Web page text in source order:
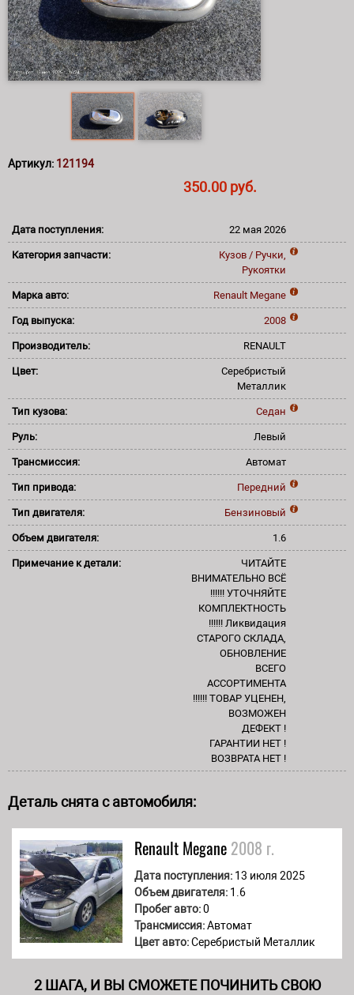
Артикул: 121194
350.00 руб.
Дата поступления: 22 мая 2026
Категория запчасти:
Кузов / Ручки,
Рукоятки
Марка авто: Renault Megane
Год выпуска: 2008
Производитель: RENAULT
Цвет:
Серебристый
Металлик
Тип кузова: Седан
Руль: Левый
Трансмиссия: Автомат
Тип привода: Передний
Тип двигателя: Бензиновый
Объем двигателя: 1.6
Примечание к детали:
ЧИТАЙТЕ
ВНИМАТЕЛЬНО ВСЁ
!!!!!! УТОЧНЯЙТЕ
КОМПЛЕКТНОСТЬ
!!!!!! Ликвидация
СТАРОГО СКЛАДА,
ОБНОВЛЕНИЕ
ВСЕГО
АССОРТИМЕНТА
!!!!!! ТОВАР УЦЕНЕН,
ВОЗМОЖЕН
ДЕФЕКТ !
ГАРАНТИИ НЕТ !
ВОЗВРАТА НЕТ !
Деталь снята с автомобиля:
Renault Megane 2008 г.
Дата поступления: 13 июля 2025
Объем двигателя: 1.6
Пробег авто:0
Трансмиссия:Автомат
Цвет авто:Серебристый Металлик
2 ШАГА, И ВЫ СМОЖЕТЕ ПОЧИНИТЬ СВОЮ